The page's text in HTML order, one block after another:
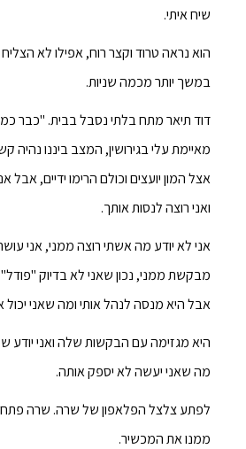
שיח איתי.
הוא נראה טרוד וקצר רוח, אפילו לא
במשך יותר מכמה שניות.
דוד תיאר מתח בלתי נסבל בבית. "כבר
מאיימת עלי בגירושין, המצב ביננו נהיה
אצל המון יועצים וכולם הרימו ידיים, אבל
ואני רוצה לנסות אותך.
אני לא יודע מה אשתי רוצה ממני, אני
מבקשת ממני, נכון שאני לא בדיוק
אבל היא מנסה לנהל אותי ומה שאני
היא מגזימה עם הבקשות שלה ואני יודע
מה שאני יעשה לא יספק אותה.
לפתע צלצל הפלאפון של שרה. שרה
ממנו את המכשיר.